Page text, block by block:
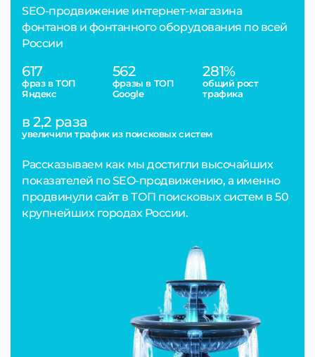
SEO-продвижение интернет-магазина
фонтанов и фонтанного оборудования по всей
России
617
фраз в ТОП
Яндекс
562
фразы в ТОП
Google
281%
общий рост
трафика
в 2,2 раза
увеличили трафик из поисковых систем
Рассказываем как мы достигли высочайших
показателей по SEO-продвижению, а именно
продвинули сайт в ТОП поисковых систем в 50
крупнейших городах России.